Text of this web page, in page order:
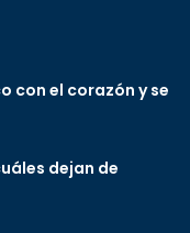
con el corazón y se
dejan de